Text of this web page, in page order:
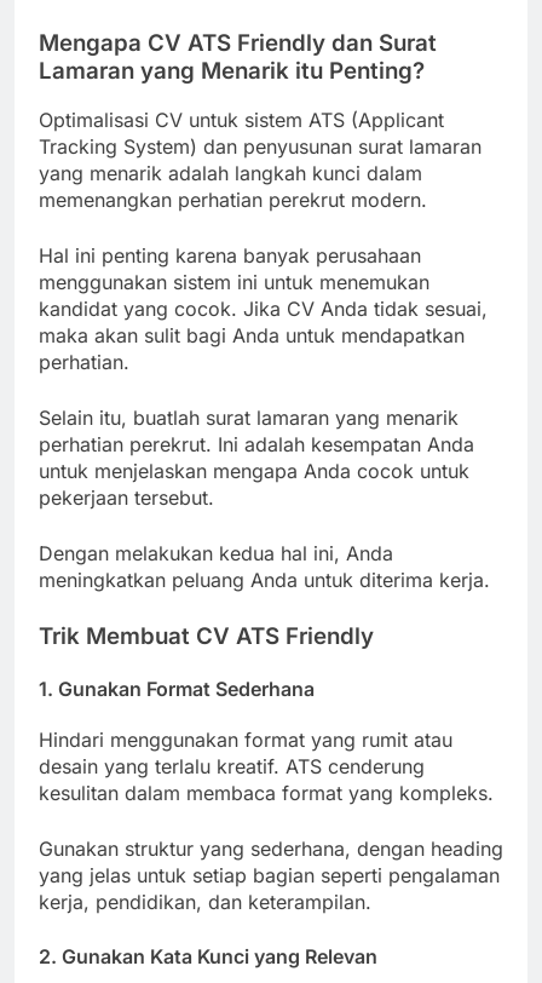
Mengapa CV ATS Friendly dan Surat
Lamaran yang Menarik itu Penting?
Optimalisasi CV untuk sistem ATS (Applicant
Tracking System) dan penyusunan surat lamaran
yang menarik adalah langkah kunci dalam
memenangkan perhatian perekrut modern.
Hal ini penting karena banyak perusahaan
menggunakan sistem ini untuk menemukan
kandidat yang cocok. Jika CV Anda tidak sesuai,
maka akan sulit bagi Anda untuk mendapatkan
perhatian.
Selain itu, buatlah surat lamaran yang menarik
perhatian perekrut. Ini adalah kesempatan Anda
untuk menjelaskan mengapa Anda cocok untuk
pekerjaan tersebut.
Dengan melakukan kedua hal ini, Anda
meningkatkan peluang Anda untuk diterima kerja.
Trik Membuat CV ATS Friendly
1. Gunakan Format Sederhana
Hindari menggunakan format yang rumit atau
desain yang terlalu kreatif. ATS cenderung
kesulitan dalam membaca format yang kompleks.
Gunakan struktur yang sederhana, dengan heading
yang jelas untuk setiap bagian seperti pengalaman
kerja, pendidikan, dan keterampilan.
2. Gunakan Kata Kunci yang Relevan